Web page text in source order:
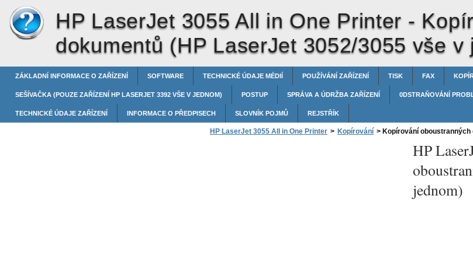
HP LaserJet 3055 All in One Printer -
dokumentů (HP LaserJet 3052/3055 vše v
ZÁKLADNÍ INFORMACE O ZAŘÍZENÍ SOFTWARE TECHNICKÉ ÚDAJE MÉDIÍ POUŽÍVÁNÍ ZAŘÍZENÍ TISK FAX
SEŠÍVAČKA (POUZE ZAŘÍZENÍ HP LASERJET 3392 VŠE V JEDNOM) POSTUP SPRÁVA A ÚDRŽBA ZAŘÍZENÍ 0DSTRAŇOVÁNÍ
TECHNICKÉ ÚDAJE ZAŘÍZENÍ INFORMACE O PŘEDPISECH SLOVNÍK POJMŮ REJSTŘÍK
HP LaserJet 3055 All in One Printer > Kopírování > Kopírování
HP
jednom)